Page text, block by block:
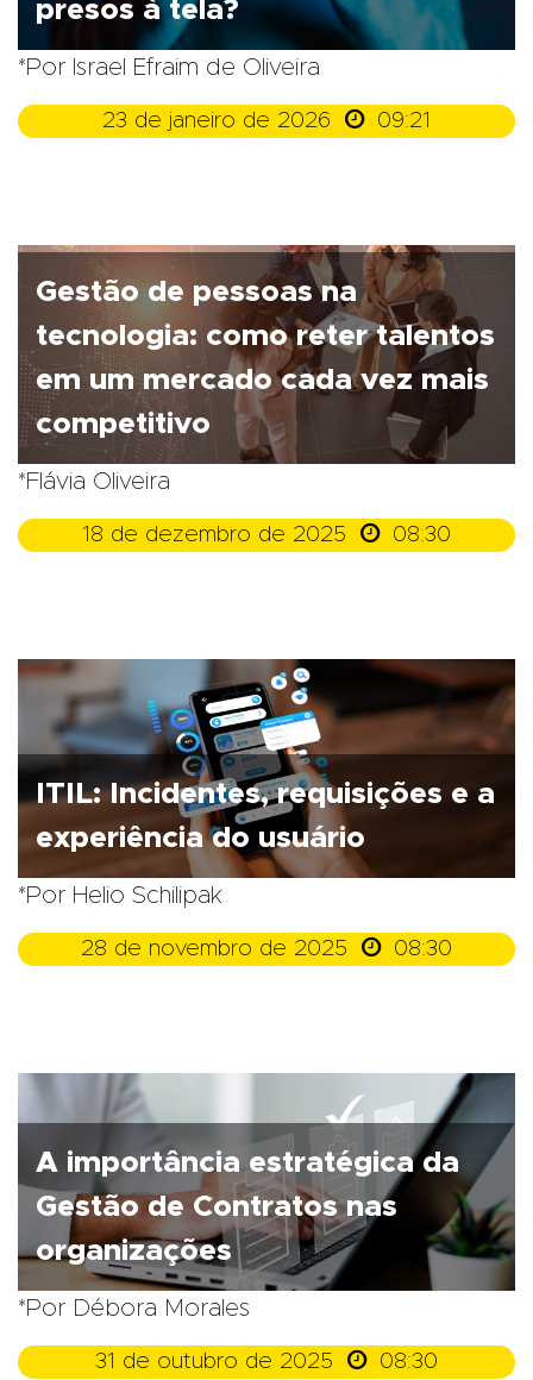
presos à tela?
*Por Israel Efraim de Oliveira
23 de janeiro de 2026  09:21
Gestão de pessoas na
tecnologia: como reter talentos
em um mercado cada vez mais
competitivo
*Flávia Oliveira
18 de dezembro de 2025  08:30
ITIL: Incidentes, requisições e a
experiência do usuário
*Por Helio Schilipak
28 de novembro de 2025  08:30
A importância estratégica da
Gestão de Contratos nas
organizações
*Por Débora Morales
31 de outubro de 2025  08:30